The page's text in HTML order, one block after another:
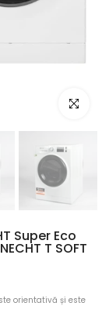
Mariti
Super Eco
T SOFT
orientativă și este